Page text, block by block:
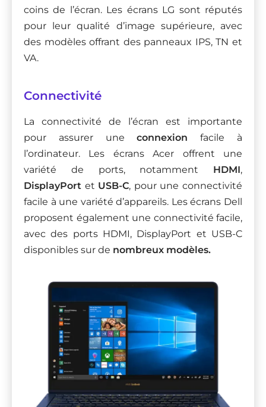
coins de l’écran. Les écrans LG sont réputés
pour leur qualité d’image supérieure, avec
des modèles offrant des panneaux IPS, TN et
VA.
Connectivité
La connectivité de l’écran est importante
pour assurer uneconnexion facile à
l’ordinateur. Les écrans Acer offrent une
variété de ports, notamment HDMI,
DisplayPort et USB-C, pour une connectivité
facile à une variété d’appareils. Les écrans Dell
proposent également une connectivité facile,
avec des ports HDMI, DisplayPort et USB-C
disponibles sur de nombreux modèles.